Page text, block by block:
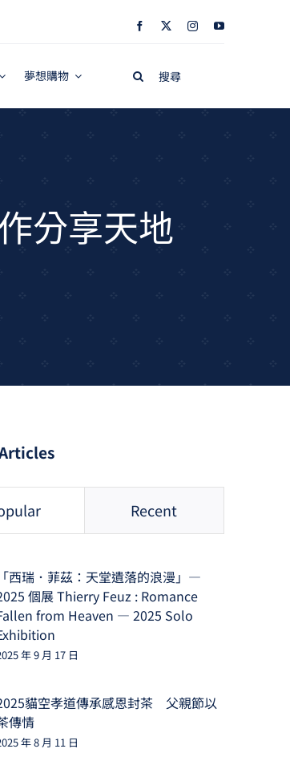
夢想購物
Search
分享天地
Recent
「西瑞．菲茲：天堂遺落的浪漫」—
個展 Thierry Feuz : Romance
from Heaven — 2025 Solo
年 9 月 17 日
貓空孝道傳承感恩封茶 父親節以
傳情
年 8 月 11 日